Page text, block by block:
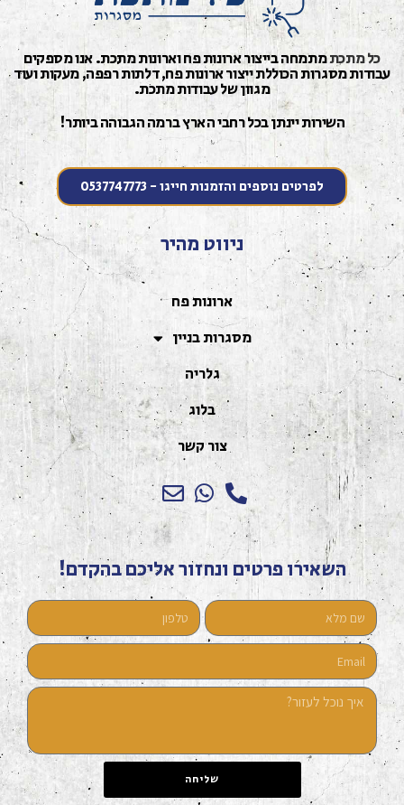
כל מתכתמתמחה בייצור ארונות פח וארונות מתכת. אנו מספקים
עבודות מסגרות הכוללת ייצור ארונות פח, דלתות רפפה, מעקות ועוד
מגוון של עבודות מתכת.
השירות יינתן בכל רחבי הארץ ברמה הגבוהה ביותר!
לפרטים נוספים והזמנות חייגו - 0537747773
ניווט מהיר
ארונות פח
מסגרות בניין
גלריה
בלוג
צור קשר
השאירו פרטים ונחזור אליכם בהקדם!
שליחה